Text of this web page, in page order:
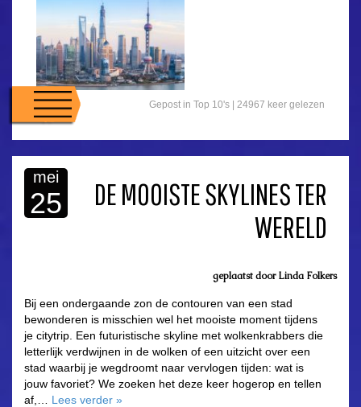
Gepost in Top 10's | 24967 keer gelezen
mei
25
DE MOOISTE SKYLINES TER
WERELD
geplaatst doorLinda Folkers
Bij een ondergaande zon de contouren van een stad
bewonderen is misschien wel het mooiste moment tijdens
je citytrip. Een futuristische skyline met wolkenkrabbers die
letterlijk verdwijnen in de wolken of een uitzicht over een
stad waarbij je wegdroomt naar vervlogen tijden: wat is
jouw favoriet? We zoeken het deze keer hogerop en tellen
af,… Lees verder »